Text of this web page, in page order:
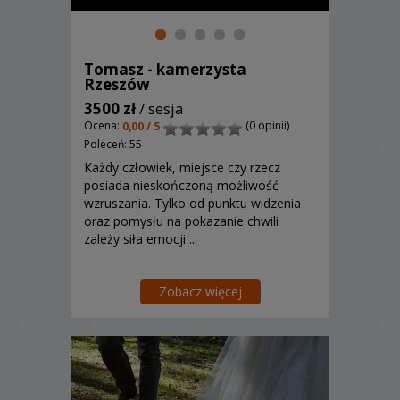
Tomasz - kamerzysta
Rzeszów
3500 zł/ sesja
Ocena: 0,00 / 5
(0 opinii)
Poleceń: 55
Każdy człowiek, miejsce czy rzecz
posiada nieskończoną możliwość
wzruszania. Tylko od punktu widzenia
oraz pomysłu na pokazanie chwili
zależy siła emocji ...
Zobacz więcej